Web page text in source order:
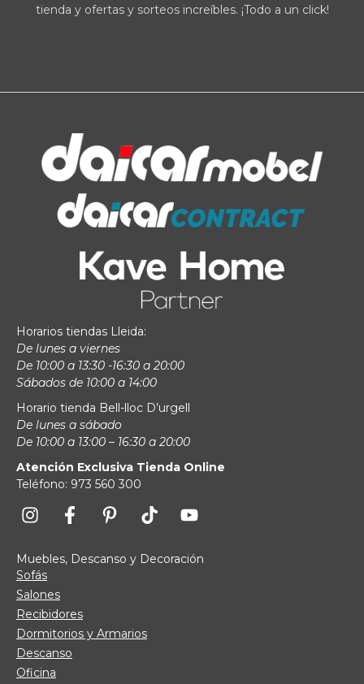
tienda y ofertas y sorteos increíbles. ¡Todo a un click!
Horarios tiendas Lleida:
De lunes a viernes
De 10:00 a 13:30 -16:30 a 20:00
Sábados de 10:00 a 14:00
Horario tienda Bell-lloc D’urgell
De lunes a sábado
De 10:00 a 13:00 – 16:30 a 20:00
Atención Exclusiva Tienda Online
Teléfono: 973 560 300
Muebles, Descanso y Decoración
Sofás
Salones
Recibidores
Dormitorios y Armarios
Descanso
Oficina